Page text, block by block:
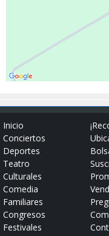
Inicio
Conciertos
Deportes
Teatro
Culturales
Comedia
Familiares
Congresos
Festivales